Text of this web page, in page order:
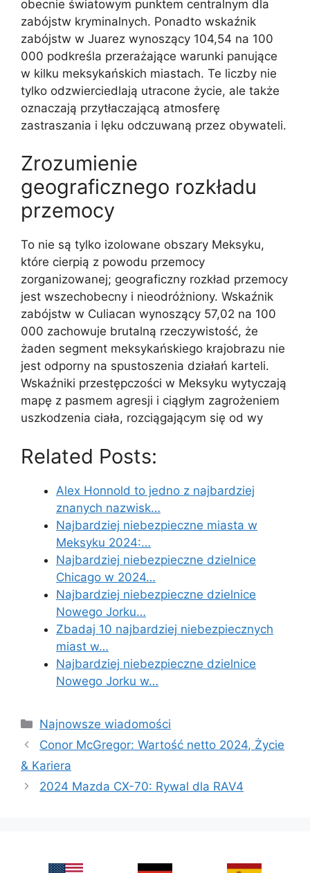
obecnie światowym punktem centralnym dla
zabójstw kryminalnych. Ponadto wskaźnik
zabójstw w Juarez wynoszący 104,54 na 100
000 podkreśla przerażające warunki panujące
w kilku meksykańskich miastach. Te liczby nie
tylko odzwierciedlają utracone życie, ale także
oznaczają przytłaczającą atmosferę
zastraszania i lęku odczuwaną przez obywateli.
Zrozumienie
geograficznego rozkładu
przemocy
To nie są tylko izolowane obszary Meksyku,
które cierpią z powodu przemocy
zorganizowanej; geograficzny rozkład przemocy
jest wszechobecny i nieodróżniony. Wskaźnik
zabójstw w Culiacan wynoszący 57,02 na 100
000 zachowuje brutalną rzeczywistość, że
żaden segment meksykańskiego krajobrazu nie
jest odporny na spustoszenia działań karteli.
Wskaźniki przestępczości w Meksyku wytyczają
mapę z pasmem agresji i ciągłym zagrożeniem
uszkodzenia ciała, rozciągającym się od wy
Related Posts:
Alex Honnold to jedno z najbardziej
znanych nazwisk…
Najbardziej niebezpieczne miasta w
Meksyku 2024:…
Najbardziej niebezpieczne dzielnice
Chicago w 2024…
Najbardziej niebezpieczne dzielnice
Nowego Jorku…
Zbadaj 10 najbardziej niebezpiecznych
miast w…
Najbardziej niebezpieczne dzielnice
Nowego Jorku w…
Categories
Najnowsze wiadomości
Conor McGregor: Wartość netto 2024, Życie
& Kariera
2024 Mazda CX-70: Rywal dla RAV4